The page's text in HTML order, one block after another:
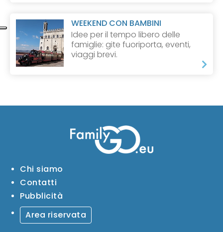
WEEKEND CON BAMBINI
Idee per il tempo libero delle
famiglie: gite fuoriporta, eventi,
viaggi brevi.
Chi siamo
Contatti
Pubblicità
Area riservata